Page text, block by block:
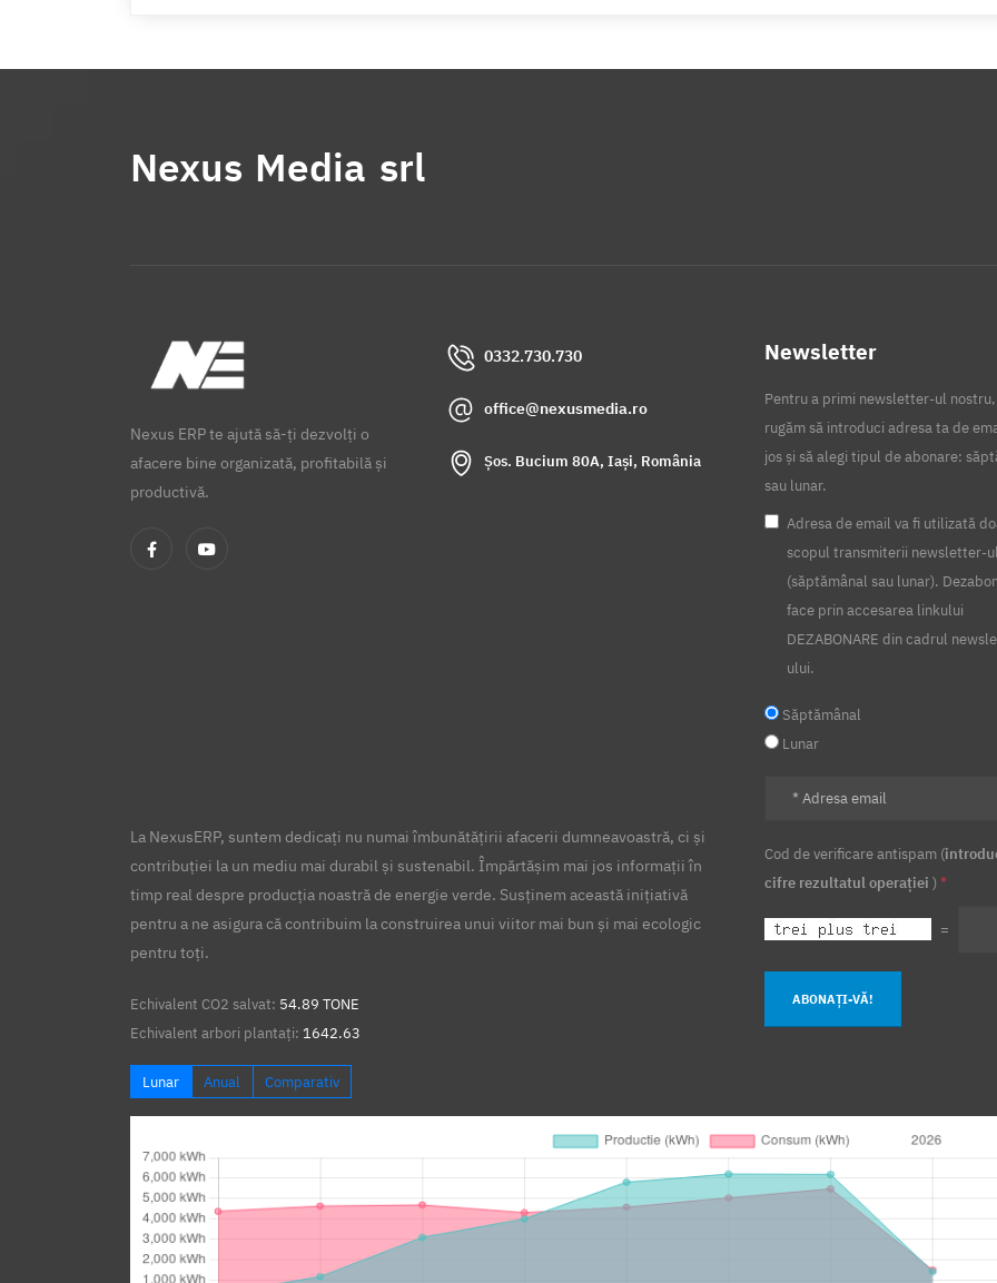
Nexus Media srl
Nexus ERP te ajută să-ți dezvolți o
afacere bine organizată, profitabilă și
productivă.
0332.730.730
office@nexusmedia.ro
Șos. Bucium 80A, Iași, România
Newsletter
Pentru a primi newsletter-ul
rugăm să introduci adresa ta de
jos și să alegi tipul de abonare:
sau lunar.
Adresa de email va fi utilizată
scopul transmiterii newsletter-
(săptămânal sau lunar).
face prin accesarea linkului
DEZABONARE din cadrul
ului.
Săptămânal
Lunar
Cod de verificare antispam (
cifre rezultatul operației ) *
=
ABONAȚI-VĂ!
La NexusERP, suntem dedicați nu numai îmbunătățirii afacerii dumneavoastră, ci și
contribuției la un mediu mai durabil și sustenabil. Împărtășim mai jos informații în
timp real despre producția noastră de energie verde. Susținem această inițiativă
pentru a ne asigura că contribuim la construirea unui viitor mai bun și mai ecologic
pentru toți.
Echivalent CO2 salvat: 54.89 TONE
Echivalent arbori plantați: 1642.63
Lunar Anual Comparativ